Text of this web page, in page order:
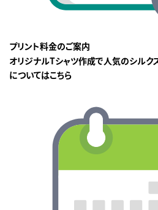
プリント料金のご案内
オリジナルTシャツ作成で人気のシル
についてはこちら